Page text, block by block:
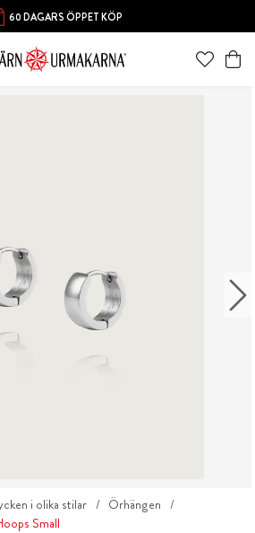
60 DAGARS ÖPPET KÖP
FRI FRAKT ÖVER 1000 KR
i olika stilar
Örhängen
Small